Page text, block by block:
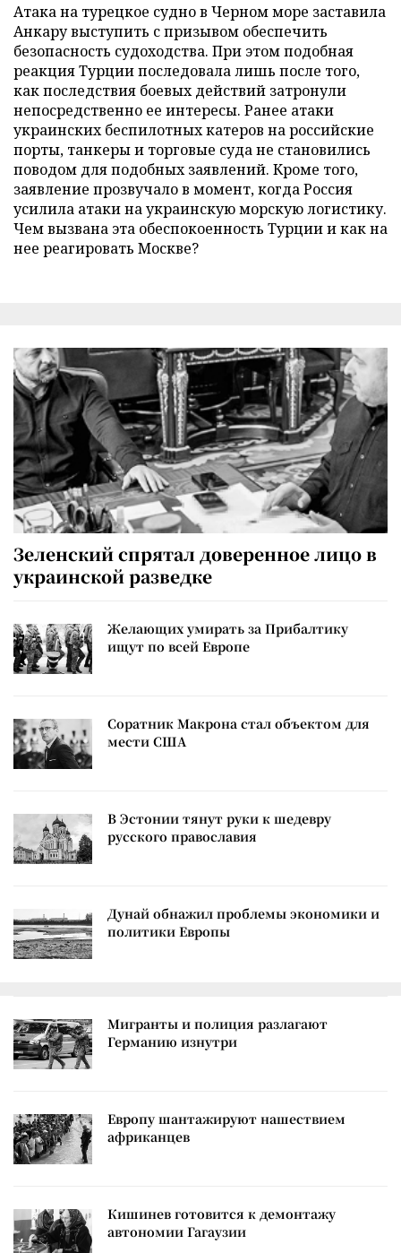
Атака на турецкое судно в Черном море заставила
Анкару выступить с призывом обеспечить
безопасность судоходства. При этом подобная
реакция Турции последовала лишь после того,
как последствия боевых действий затронули
непосредственно ее интересы. Ранее атаки
украинских беспилотных катеров на российские
порты, танкеры и торговые суда не становились
поводом для подобных заявлений. Кроме того,
заявление прозвучало в момент, когда Россия
усилила атаки на украинскую морскую логистику.
Чем вызвана эта обеспокоенность Турции и как на
нее реагировать Москве?
Зеленский спрятал доверенное лицо в
украинской разведке
Желающих умирать за Прибалтику
ищут по всей Европе
Соратник Макрона стал объектом для
мести США
В Эстонии тянут руки к шедевру
русского православия
Дунай обнажил проблемы экономики и
политики Европы
Мигранты и полиция разлагают
Германию изнутри
Европу шантажируют нашествием
африканцев
Кишинев готовится к демонтажу
автономии Гагаузии